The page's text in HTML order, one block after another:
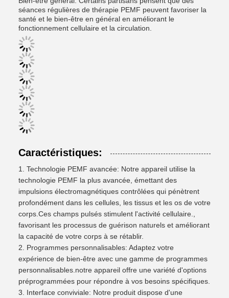
séances régulières de thérapie PEMF peuvent favoriser la
santé et le bien-être en général en améliorant le
fonctionnement cellulaire et la circulation.
Caractéristiques:
Technologie PEMF avancée: Notre appareil utilise la
technologie PEMF la plus avancée, émettant des
impulsions électromagnétiques contrôlées qui pénètrent
profondément dans les cellules, les tissus et les os de votre
corps.Ces champs pulsés stimulent l'activité cellulaire.,
favorisant les processus de guérison naturels et améliorant
la capacité de votre corps à se rétablir.
Programmes personnalisables: Adaptez votre
expérience de bien-être avec une gamme de programmes
personnalisables.notre appareil offre une variété d'options
préprogrammées pour répondre à vos besoins spécifiques.
Interface conviviale: Notre produit dispose d'une